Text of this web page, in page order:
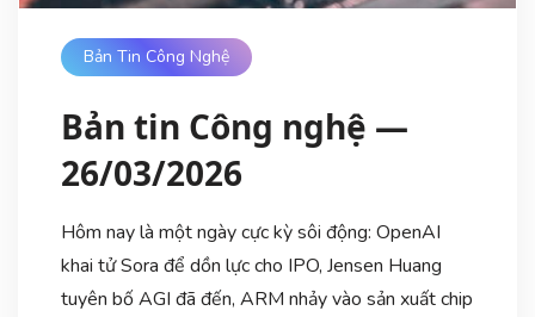
Bản Tin Công Nghệ
Bản tin Công nghệ —
26/03/2026
Hôm nay là một ngày cực kỳ sôi động: OpenAI
khai tử Sora để dồn lực cho IPO, Jensen Huang
tuyên bố AGI đã đến, ARM nhảy vào sản xuất chip